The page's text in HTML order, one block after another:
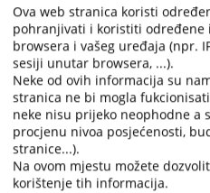
Selimović Selvedina
Uzejrović Zubejda
Odjeljenje za zemljišnoknjižne
Šef zemljišnoknjižnog odjeljenja
Tozo Nedžada
Ova web stranica koristi
pohranjivati i koristiti određene
browsera i vašeg uređaja (npr.
sesiji unutar browsera, ...).
Neke od ovih informacija su
stranica ne bi mogla
neke nisu prijeko neophodne a
procjenu nivoa posjećenosti,
stranice...).
Na ovom mjestu možete
korištenje tih informacija.